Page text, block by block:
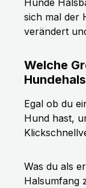
Hunde
sich mal der
verändert
Welche
Egal ob du
Hund hast,
Was du als
Halsumfang